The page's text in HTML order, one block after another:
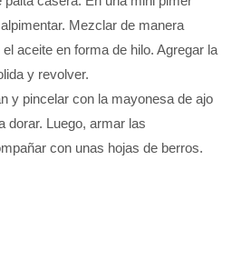
Mezclar de manera
aceite en forma de hilo. Agregar la
y revolver.
y pincelar con la mayonesa de ajo
dorar. Luego, armar las
con unas hojas de berros.